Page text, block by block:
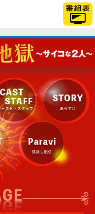
「TBSテレビ」トップ